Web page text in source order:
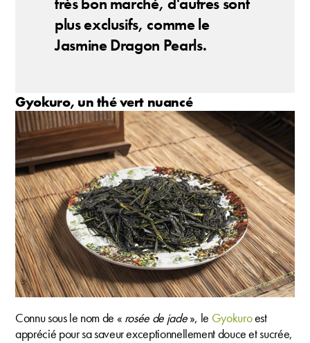
plus exclusifs, comme le
Jasmine Dragon Pearls.
Gyokuro, un thé vert nuancé
Connu sous le nom de « rosée de jade», le Gyokuroest
apprécié pour sa saveur exceptionnellement douce et sucrée,